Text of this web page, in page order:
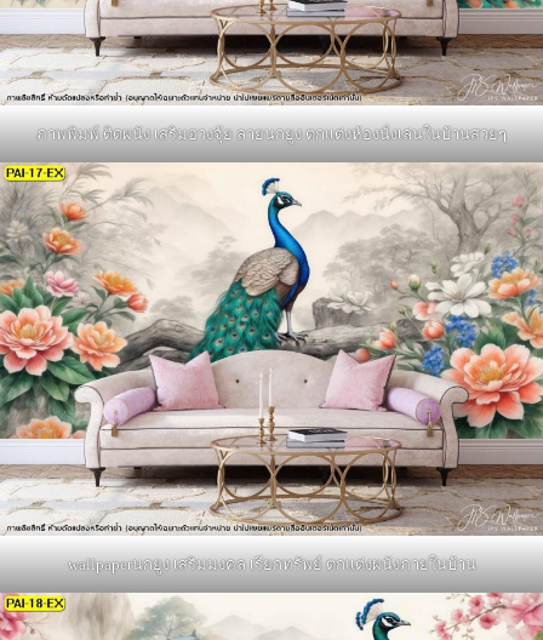
ภาพพิมพ์ ติดผนัง เสริมฮวงจุ้ย ลายนกยูง ตกแต่งห้องนั่งเล่นในบ้านสวยๆ
wallpaperนกยูง เสริมมงคล เรียกทรัพย์ ตกแต่งผนังภายในบ้าน